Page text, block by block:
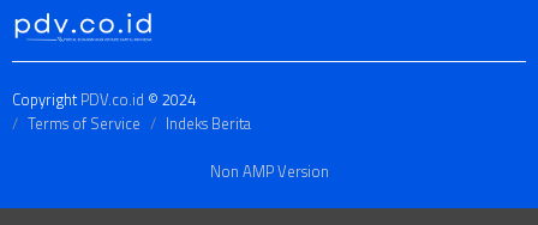
CopyrightPDV.co.id © 2024
Terms of Service
Indeks Berita
Non AMP Version